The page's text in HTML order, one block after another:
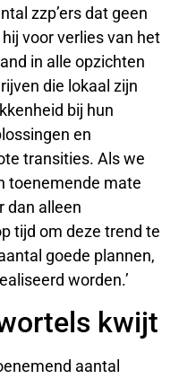
zzp’ers dat geen
voor verlies van het
in alle opzichten
die lokaal zijn
bij hun
en
transities. Als we
toenemende mate
dan alleen
tijd om deze trend te
goede plannen,
worden.’
kwijt
aantal